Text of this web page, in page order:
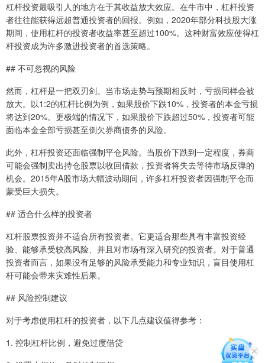
杠杆投资最吸引人的地方在于其收益放大效应。在牛市中，杠杆投资
者往往能获得远超普通投资者的回报。例如，2020年部分科技股大涨
期间，使用杠杆的投资者收益率甚至超过100%。这种财富效应使得杠
杆投资成为许多激进投资者的首选策略。
## 不可忽视的风险
然而，杠杆是一把双刃剑。当市场走势与预期相反时，亏损同样会被
放大。以1:2的杠杆比例为例，如果股价下跌10%，投资者的本金亏损
将达到20%。更极端的情况下，如果股价下跌超过50%，投资者可能
面临本金全部亏损甚至倒欠券商债务的风险。
此外，杠杆投资还面临强制平仓风险。当股价下跌到一定程度，券商
可能会强制卖出持仓股票以收回借款，投资者将失去等待市场反弹的
机会。2015年A股市场大幅波动期间，许多杠杆投资者因强制平仓而
蒙受巨大损失。
## 适合什么样的投资者
杠杆股票投资并不适合所有投资者。它更适合那些具有丰富投资经
验、能够承受较高风险、并且对市场有深入研究的投资者。对于普通
投资者而言，如果没有足够的风险承受能力和专业知识，盲目使用杠
杆可能会带来灾难性后果。
## 风险控制建议
对于考虑使用杠杆的投资者，以下几点建议值得参考：
1. 控制杠杆比例，避免过度借贷